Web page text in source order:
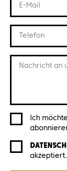
E-Mail
Telefon
Nachricht an
Ich
akzeptiert.